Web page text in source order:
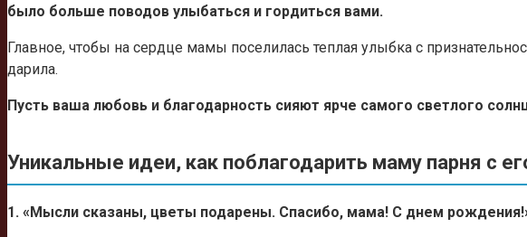
было больше поводов улыбаться и гордиться вами.
Главное, чтобы на сердце мамы поселилась теплая улыбка с
дарила.
Пусть ваша любовь и благодарность сияют ярче самого светлого
Уникальные идеи, как поблагодарить маму парня с
1. «Мысли сказаны, цветы подарены. Спасибо, мама! С днем